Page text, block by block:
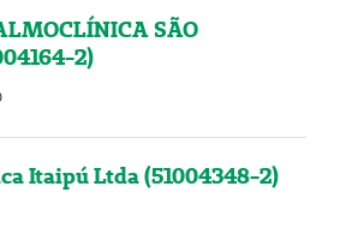
SÃO
2)
Itaipú Ltda (51004348-2)